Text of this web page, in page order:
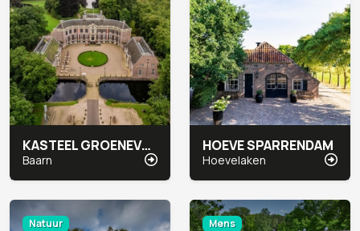
KASTEEL GROENEVELD
Baarn
HOEVE SPARRENDAM
Hoevelaken
Natuur Mens